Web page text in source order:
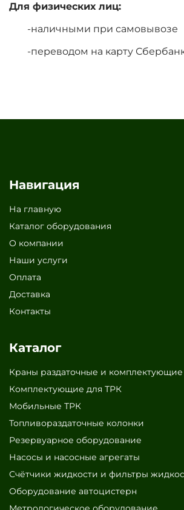
Для физических лиц:
наличными при самовывозе
переводом на карту
Навигация
На главную
Каталог оборудования
О компании
Наши услуги
Оплата
Доставка
Контакты
Каталог
Краны раздаточные и комплектующие
Комплектующие для ТРК
Мобильные ТРК
Топливораздаточные колонки
Резервуарное оборудование
Насосы и насосные агрегаты
Счётчики жидкости и фильтры
Оборудование автоцистерн